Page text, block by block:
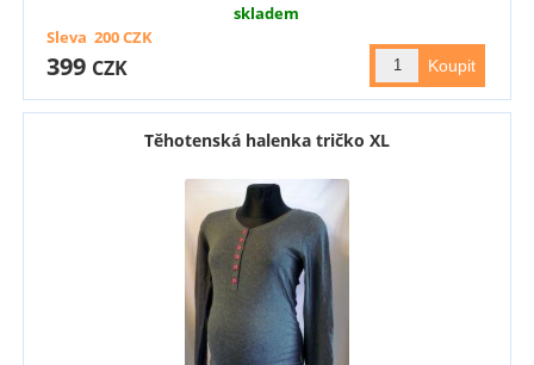
skladem
399 CZK
Sleva 200CZK
Těhotenská halenka tričko XL